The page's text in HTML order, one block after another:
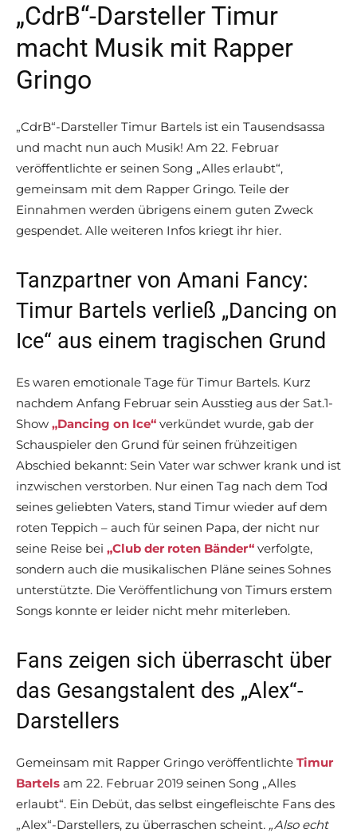
„CdrB“-Darsteller Timur
macht Musik mit Rapper
Gringo
„CdrB“-Darsteller Timur Bartels ist ein Tausendsassa
und macht nun auch Musik! Am 22. Februar
veröffentlichte er seinen Song „Alles erlaubt“,
gemeinsam mit dem Rapper Gringo. Teile der
Einnahmen werden übrigens einem guten Zweck
gespendet. Alle weiteren Infos kriegt ihr hier.
Tanzpartner von Amani Fancy:
Timur Bartels verließ „Dancing on
Ice“ aus einem tragischen Grund
Es waren emotionale Tage für Timur Bartels. Kurz
nachdem Anfang Februar sein Ausstieg aus der Sat.1-
Show „Dancing on Ice“ verkündet wurde, gab der
Schauspieler den Grund für seinen frühzeitigen
Abschied bekannt: Sein Vater war schwer krank und ist
inzwischen verstorben. Nur einen Tag nach dem Tod
seines geliebten Vaters, stand Timur wieder auf dem
roten Teppich – auch für seinen Papa, der nicht nur
seine Reise bei „Club der roten Bänder“ verfolgte,
sondern auch die musikalischen Pläne seines Sohnes
unterstützte. Die Veröffentlichung von Timurs erstem
Songs konnte er leider nicht mehr miterleben.
Fans zeigen sich überrascht über
das Gesangstalent des „Alex“-
Darstellers
Gemeinsam mit Rapper Gringo veröffentlichte Timur
Bartels am 22. Februar 2019 seinen Song „Alles
erlaubt“. Ein Debüt, das selbst eingefleischte Fans des
„Alex“-Darstellers, zu überraschen scheint. „Also echt